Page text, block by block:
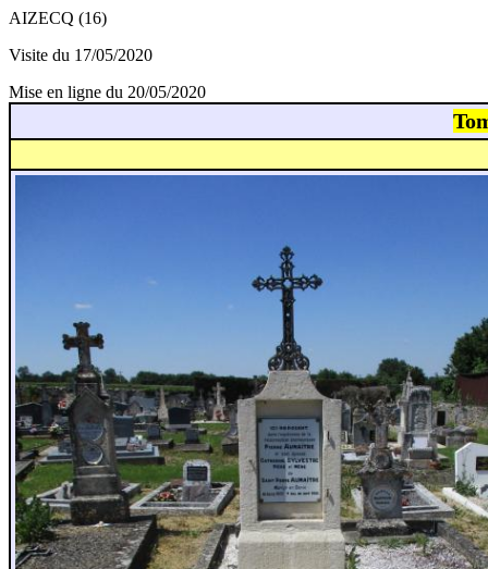
AIZECQ (16)
Visite du 17/05/2020
Mise en ligne du 20/05/2020